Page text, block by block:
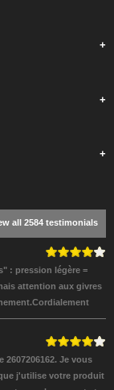
+
+
+
all 2584 testimonials
: pression légère =
attention aux givres
Je vous
j'utilise votre produit